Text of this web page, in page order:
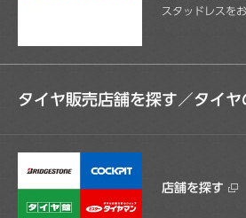
スタッドレスを
タイヤ販売店舗を探す／タイヤ
店舗を探す